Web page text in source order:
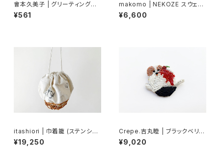
會本久美子 | グリーティングカ
ードセットB
¥561
makomo | NEKOZE スウェッ
ト
¥6,600
itashiori | 巾着籠 (ステンシル
a)
¥19,250
Crepe.吉丸睦 | ブラックベリー
マスカルポーネかき氷犬のブロ
ーチ
¥9,020